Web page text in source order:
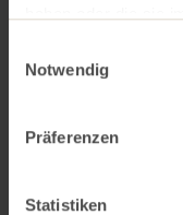
Notwendig
Präferenzen
Statistiken
4.Pro 500 Carrots
Danke!